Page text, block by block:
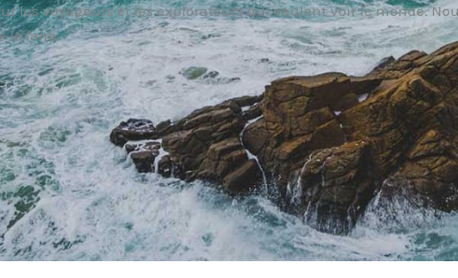
les voyageurs et les explorateurs qui veulent voir le monde.
le faire.